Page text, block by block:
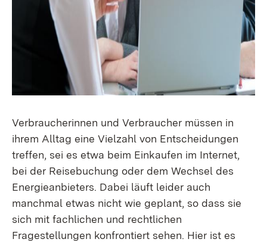
Verbraucherinnen und Verbraucher müssen in
ihrem Alltag eine Vielzahl von Entscheidungen
treffen, sei es etwa beim Einkaufen im Internet,
bei der Reisebuchung oder dem Wechsel des
Energieanbieters. Dabei läuft leider auch
manchmal etwas nicht wie geplant, so dass sie
sich mit fachlichen und rechtlichen
Fragestellungen konfrontiert sehen. Hier ist es